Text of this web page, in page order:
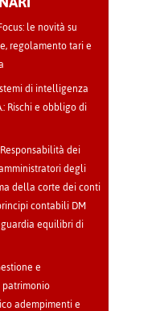
le novità su
regolamento tari e
di intelligenza
Rischi e obbligo di
dei
degli
della corte dei conti
contabili DM
equilibri di
e
adempimenti e